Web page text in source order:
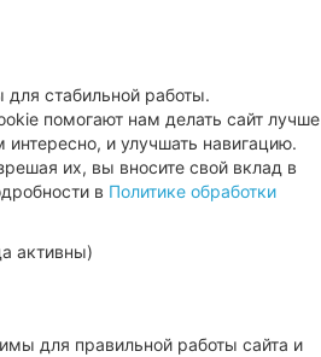
стабильной работы.
помогают нам делать сайт лучше
интересно, и улучшать навигацию.
их, вы вносите свой вклад в
в Политике обработки
активны)
для правильной работы сайта и